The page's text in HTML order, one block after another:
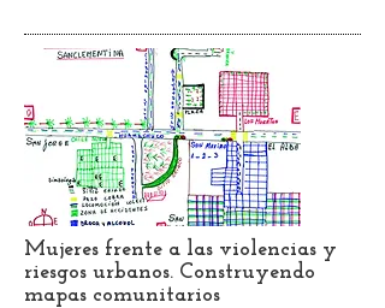
Mujeres frente a las violencias y
riesgos urbanos. Construyendo
mapas comunitarios